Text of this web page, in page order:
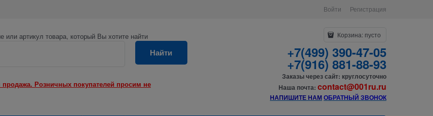
Войти Регистрация
или артикул товара, который Вы хотите найти
Найти
продажа. Розничных покупателей просим не
Корзина: пусто
+7(499) 390-47-05
+7(916) 881-88-93
Заказы через сайт: круглосуточно
Наша почта: contact@001ru.ru
НАПИШИТЕ НАМОБРАТНЫЙ ЗВОНОК